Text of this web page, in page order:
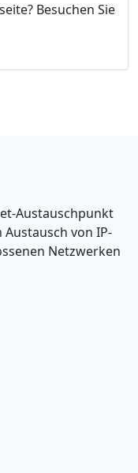
Besuchen Sie
Austauschpunkt
von IP-
Netzwerken